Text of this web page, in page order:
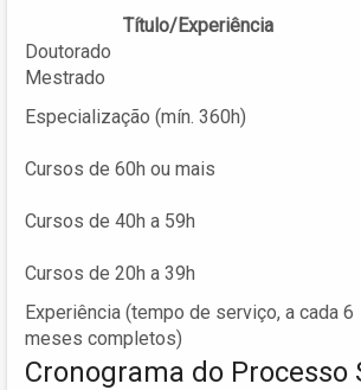
Título/Experiência
Doutorado
Mestrado
Especialização (mín. 360h)
Cursos de 60h ou mais
Cursos de 40h a 59h
Cursos de 20h a 39h
Experiência (tempo de serviço, a cada 6
meses completos)
Cronograma do Processo